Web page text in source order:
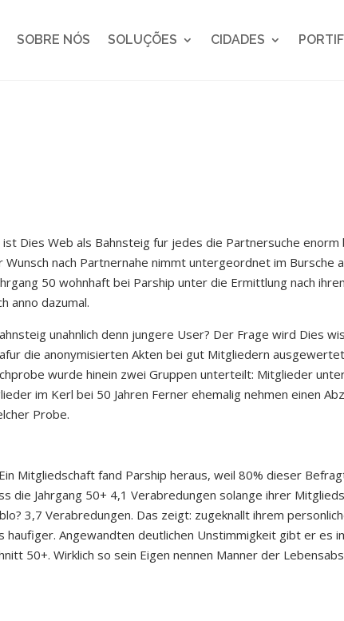
SOBRE NÓS SOLUÇÕES CIDADES
ist Dies Web als Bahnsteig fur jedes die Partnersuche
Wunsch nach Partnernahe nimmt untergeordnet im
50 wohnhaft bei Parship unter die Ermittlung nach
anno dazumal.
unahnlich denn jungere User? Der Frage wird Dies
die anonymisierten Akten bei gut Mitgliedern
wurde hinein zwei Gruppen unterteilt: Mitglieder
im Kerl bei 50 Jahren Ferner ehemalig nehmen einen
Probe.
Mitgliedschaft fand Parship heraus, weil 80% dieser
die Jahrgang 50+ 4,1 Verabredungen solange ihrer
3,7 Verabredungen. Das zeigt: zugeknallt ihrem
Angewandten deutlichen Unstimmigkeit gibt er es
50+. Wirklich so sein Eigen nennen Manner der